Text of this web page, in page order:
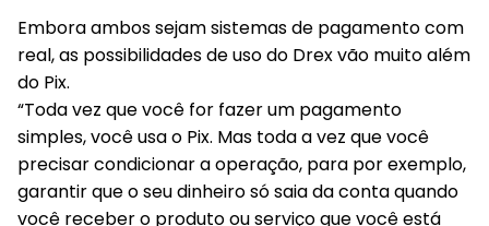
Embora ambos sejam sistemas de pagamento com
real, as possibilidades de uso do Drex vão muito além
do Pix.
“Toda vez que você for fazer um pagamento
simples, você usa o Pix. Mas toda a vez que você
precisar condicionar a operação, para por exemplo,
garantir que o seu dinheiro só saia da conta quando
você receber o produto ou serviço que você está